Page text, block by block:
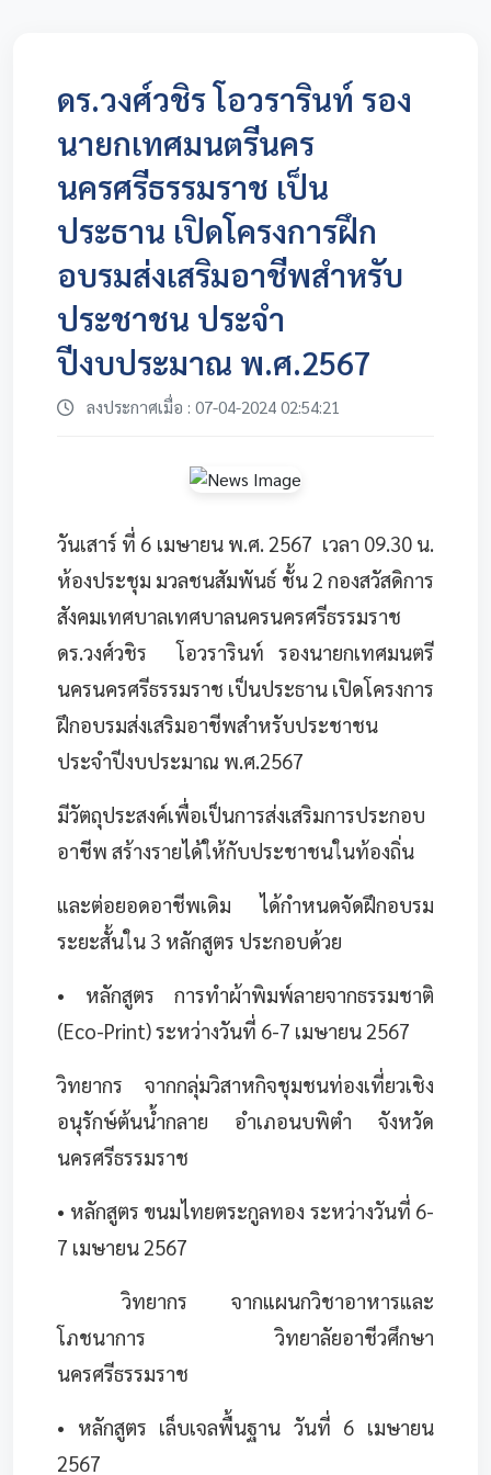
ดร.วงศ์วชิร โอวรารินท์ รอง
นายกเทศมนตรีนคร
นครศรีธรรมราช เป็น
ประธาน เปิดโครงการฝึก
อบรมส่งเสริมอาชีพสำหรับ
ประชาชน ประจำ
ปีงบประมาณ พ.ศ.2567
ลงประกาศเมื่อ : 07-04-2024 02:54:21
วันเสาร์ ที่ 6 เมษายน พ.ศ. 2567 เวลา 09.30 น.
ห้องประชุม มวลชนสัมพันธ์ ชั้น 2 กองสวัสดิการ
สังคมเทศบาลเทศบาลนครนครศรีธรรมราช
ดร.วงศ์วชิร โอวรารินท์ รองนายกเทศมนตรี
นครนครศรีธรรมราช เป็นประธาน เปิดโครงการ
ฝึกอบรมส่งเสริมอาชีพสำหรับประชาชน
ประจำปีงบประมาณ พ.ศ.2567
มีวัตถุประสงค์เพื่อเป็นการส่งเสริมการประกอบ
อาชีพ สร้างรายได้ให้กับประชาชนในท้องถิ่น
และต่อยอดอาชีพเดิม ได้กำหนดจัดฝึกอบรม
ระยะสั้นใน 3 หลักสูตร ประกอบด้วย
• หลักสูตร การทำผ้าพิมพ์ลายจากธรรมชาติ
(Eco-Print) ระหว่างวันที่ 6-7 เมษายน 2567
วิทยากร จากกลุ่มวิสาหกิจชุมชนท่องเที่ยวเชิง
อนุรักษ์ต้นน้ำกลาย อำเภอนบพิตำ จังหวัด
นครศรีธรรมราช
• หลักสูตร ขนมไทยตระกูลทอง ระหว่างวันที่ 6-
7 เมษายน 2567
วิทยากร จากแผนกวิชาอาหารและ
โภชนาการ วิทยาลัยอาชีวศึกษา
นครศรีธรรมราช
• หลักสูตร เล็บเจลพื้นฐาน วันที่ 6 เมษายน
2567